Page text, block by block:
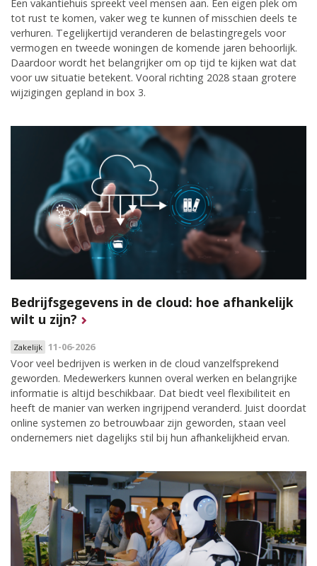
Een vakantiehuis spreekt veel mensen aan. Een eigen plek om
tot rust te komen, vaker weg te kunnen of misschien deels te
verhuren. Tegelijkertijd veranderen de belastingregels voor
vermogen en tweede woningen de komende jaren behoorlijk.
Daardoor wordt het belangrijker om op tijd te kijken wat dat
voor uw situatie betekent. Vooral richting 2028 staan grotere
wijzigingen gepland in box 3.
Bedrijfsgegevens in de cloud: hoe afhankelijk
wilt u zijn?
Zakelijk 11-06-2026
Voor veel bedrijven is werken in de cloud vanzelfsprekend
geworden. Medewerkers kunnen overal werken en belangrijke
informatie is altijd beschikbaar. Dat biedt veel flexibiliteit en
heeft de manier van werken ingrijpend veranderd. Juist doordat
online systemen zo betrouwbaar zijn geworden, staan veel
ondernemers niet dagelijks stil bij hun afhankelijkheid ervan.